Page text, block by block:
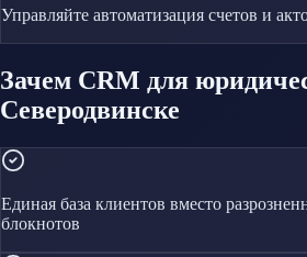
Управляйте автоматизация счетов и
Зачем CRM для
Северодвинске
Единая база клиентов вместо
блокнотов